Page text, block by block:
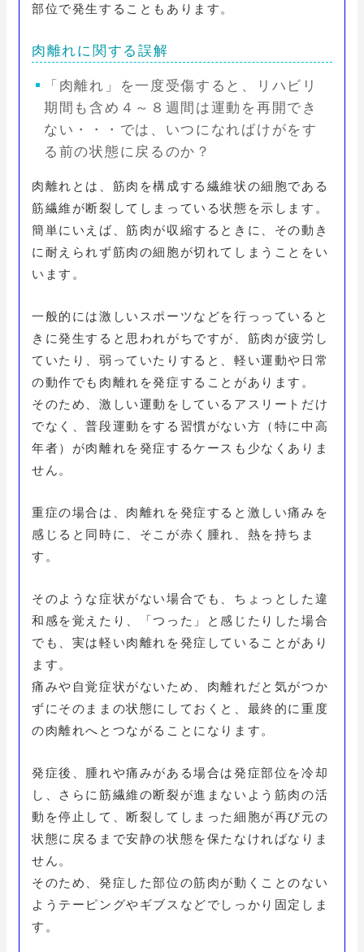
部位で発生することもあります。
肉離れに関する誤解
「肉離れ」を一度受傷すると、リハビリ
期間も含め４～８週間は運動を再開でき
ない・・・では、いつになればけがをす
る前の状態に戻るのか？
肉離れとは、筋肉を構成する繊維状の細胞である
筋繊維が断裂してしまっている状態を示します。
簡単にいえば、筋肉が収縮するときに、その動き
に耐えられず筋肉の細胞が切れてしまうことをい
います。
一般的には激しいスポーツなどを行っっていると
きに発生すると思われがちですが、筋肉が疲労し
ていたり、弱っていたりすると、軽い運動や日常
の動作でも肉離れを発症することがあります。
そのため、激しい運動をしているアスリートだけ
でなく、普段運動をする習慣がない方（特に中高
年者）が肉離れを発症するケースも少なくありま
せん。
重症の場合は、肉離れを発症すると激しい痛みを
感じると同時に、そこが赤く腫れ、熱を持ちま
す。
そのような症状がない場合でも、ちょっとした違
和感を覚えたり、「つった」と感じたりした場合
でも、実は軽い肉離れを発症していることがあり
ます。
痛みや自覚症状がないため、肉離れだと気がつか
ずにそのままの状態にしておくと、最終的に重度
の肉離れへとつながることになります。
発症後、腫れや痛みがある場合は発症部位を冷却
し、さらに筋繊維の断裂が進まないよう筋肉の活
動を停止して、断裂してしまった細胞が再び元の
状態に戻るまで安静の状態を保たなければなりま
せん。
そのため、発症した部位の筋肉が動くことのない
ようテーピングやギブスなどでしっかり固定しま
す。